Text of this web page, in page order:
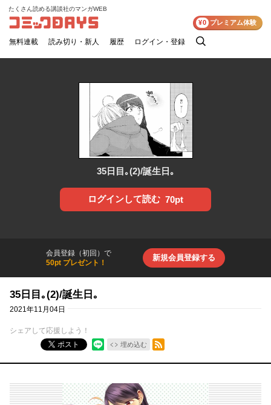
コミックDAYS
たくさん読める講談社のマンガWEB
無料連載 読み切り・新人 履歴 ログイン・登録
検
¥0 プレミアム体験
35日目｡(2)/誕生日｡
ログインして読む 70pt
会員登録（初回）で
50pt プレゼント！
新規会員登録する
35日目｡(2)/誕生日｡
2021年11月04日
シェアして応援しよう！
ポスト
埋め込む
RSSフィード